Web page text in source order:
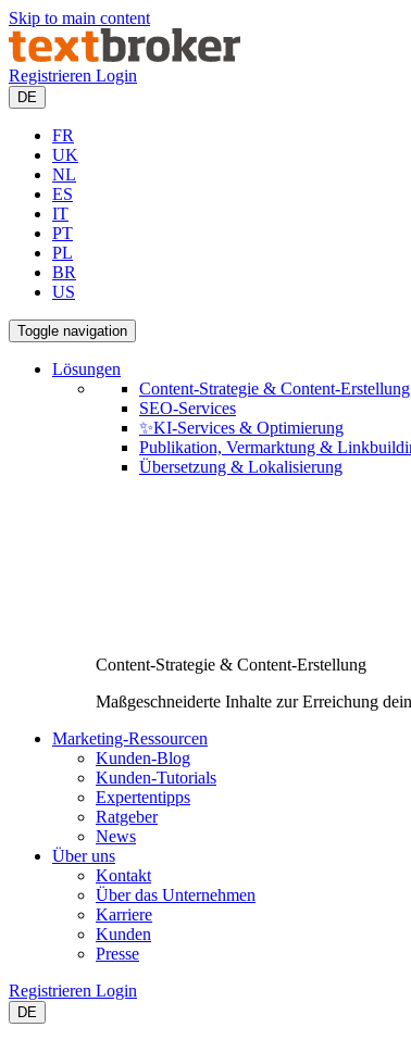
Skip to main content
Registrieren Login
DE
FR
UK
NL
ES
IT
PT
PL
BR
US
Toggle navigation
Lösungen
Content-Strategie & Content-Erstellung
SEO-Services
✨KI-Services & Optimierung
Publikation, Vermarktung &
Übersetzung & Lokalisierung
Content-Strategie & Content-Erstellung
Maßgeschneiderte Inhalte zur Erreichung
Marketing-Ressourcen
Kunden-Blog
Kunden-Tutorials
Expertentipps
Ratgeber
News
Über uns
Kontakt
Über das Unternehmen
Karriere
Kunden
Presse
Registrieren Login
DE